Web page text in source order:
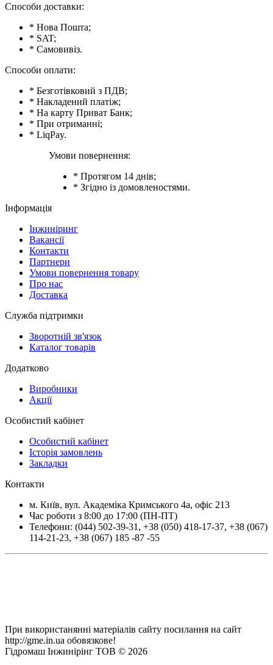
Способи доставки:
* Нова Пошта;
* SAT;
* Самовивіз.
Способи оплати:
* Безготівковий з ПДВ;
* Накладений платіж;
* На карту Приват Банк;
* При отриманні;
* LiqPay.
Умови повернення:
* Протягом 14 днів;
* Згідно із домовленостями.
Інформація
Інжиніринг
Вакансії
Контакти
Партнери
Умови повернення товару
Про нас
Доставка
Служба підтримки
Зворотній зв'язок
Каталог товарів
Додатково
Виробники
Акції
Особистий кабінет
Особистий кабінет
Історія замовлень
Закладки
Контакти
м. Київ, вул. Академіка Кримського 4а, офіс 213
Час роботи з 8:00 до 17:00 (ПН-ПТ)
Телефони: (044) 502-39-31 , +38 (050) 418-17-37, +38 (067)
114-21-23, +38 (067) 185 -87 -55
При використанянні матеріалів сайту посилання на сайт
http://gme.in.ua обовязкове!
Гідромаш Інжинірінг ТОВ © 2026